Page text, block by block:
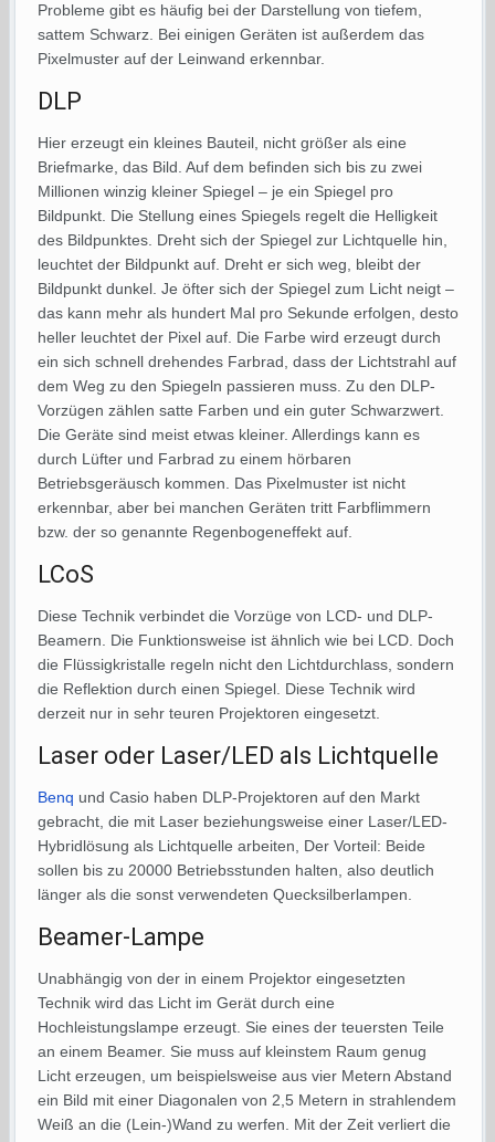
Probleme gibt es häufig bei der Darstellung von tiefem,
sattem Schwarz. Bei einigen Geräten ist außerdem das
Pixelmuster auf der Leinwand erkennbar.
DLP
Hier erzeugt ein kleines Bauteil, nicht größer als eine
Briefmarke, das Bild. Auf dem befinden sich bis zu zwei
Millionen winzig kleiner Spiegel – je ein Spiegel pro
Bildpunkt. Die Stellung eines Spiegels regelt die Helligkeit
des Bildpunktes. Dreht sich der Spiegel zur Lichtquelle hin,
leuchtet der Bildpunkt auf. Dreht er sich weg, bleibt der
Bildpunkt dunkel. Je öfter sich der Spiegel zum Licht neigt –
das kann mehr als hundert Mal pro Sekunde erfolgen, desto
heller leuchtet der Pixel auf. Die Farbe wird erzeugt durch
ein sich schnell drehendes Farbrad, dass der Lichtstrahl auf
dem Weg zu den Spiegeln passieren muss. Zu den DLP-
Vorzügen zählen satte Farben und ein guter Schwarzwert.
Die Geräte sind meist etwas kleiner. Allerdings kann es
durch Lüfter und Farbrad zu einem hörbaren
Betriebsgeräusch kommen. Das Pixelmuster ist nicht
erkennbar, aber bei manchen Geräten tritt Farbflimmern
bzw. der so genannte Regenbogeneffekt auf.
LCoS
Diese Technik verbindet die Vorzüge von LCD- und DLP-
Beamern. Die Funktionsweise ist ähnlich wie bei LCD. Doch
die Flüssigkristalle regeln nicht den Lichtdurchlass, sondern
die Reflektion durch einen Spiegel. Diese Technik wird
derzeit nur in sehr teuren Projektoren eingesetzt.
Laser oder Laser/LED als Lichtquelle
Benq und Casio haben DLP-Projektoren auf den Markt
gebracht, die mit Laser beziehungsweise einer Laser/LED-
Hybridlösung als Lichtquelle arbeiten, Der Vorteil: Beide
sollen bis zu 20000 Betriebsstunden halten, also deutlich
länger als die sonst verwendeten Quecksilberlampen.
Beamer-Lampe
Unabhängig von der in einem Projektor eingesetzten
Technik wird das Licht im Gerät durch eine
Hochleistungslampe erzeugt. Sie eines der teuersten Teile
an einem Beamer. Sie muss auf kleinstem Raum genug
Licht erzeugen, um beispielsweise aus vier Metern Abstand
ein Bild mit einer Diagonalen von 2,5 Metern in strahlendem
Weiß an die (Lein-)Wand zu werfen. Mit der Zeit verliert die